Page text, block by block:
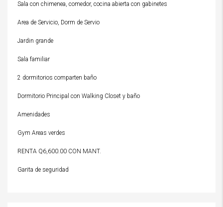
Sala con chimenea, comedor, cocina abierta con gabinetes
Area de Servicio, Dorm de Servio
Jardin grande
Sala familiar
2 dormitorios comparten baño
Dormitorio Principal con Walking Closet y baño
Amenidades
Gym Areas verdes
RENTA Q6,600.00 CON MANT.
Garita de seguridad